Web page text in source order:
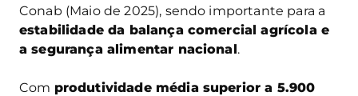
Conab (Maio de 2025), sendo importante para a
estabilidade da balança comercial agrícola e
a segurança alimentar nacional.
Com produtividade média superior a 5.900